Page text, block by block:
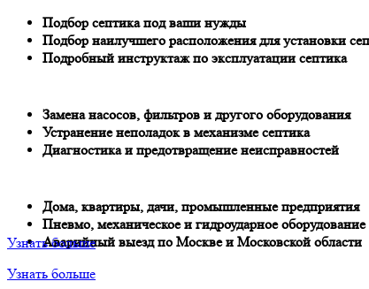
Подбор септика под ваши нужды
Подбор наилучшего расположения для установки
Подробный инструктаж по эксплуатации септика
Замена насосов, фильтров и другого оборудования
Устранение неполадок в механизме септика
Диагностика и предотвращение неисправностей
Дома, квартиры, дачи, промышленные предприятия
Пневмо, механическое и гидроударное оборудование
Аварийный выезд по Москве и Московской области
Узнать больше
Узнать больше